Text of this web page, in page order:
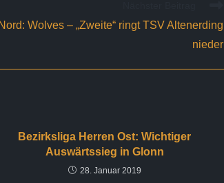
Wolves – „Zweite“ ringt TSV Altenerding
nieder
Bezirksliga Herren Ost: Wichtiger
Auswärtssieg in Glonn
28. Januar 2019